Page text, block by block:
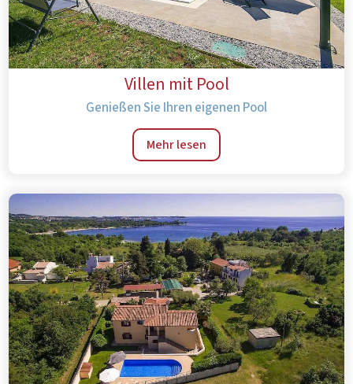
Villen mit Pool
Genießen Sie Ihren eigenen Pool
Mehr lesen